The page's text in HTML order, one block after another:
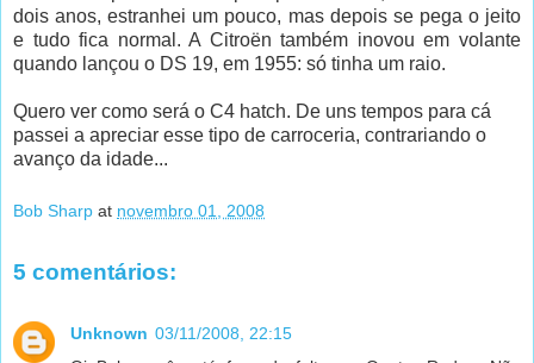
dois anos, estranhei um pouco, mas depois se pega o jeito
e tudo fica normal. A Citroën também inovou em volante
quando lançou o DS 19, em 1955: só tinha um raio.
Quero ver como será o C4 hatch. De uns tempos para cá
passei a apreciar esse tipo de carroceria, contrariando o
avanço da idade...
Bob Sharp at novembro 01, 2008
5 comentários:
Unknown 03/11/2008, 22:15